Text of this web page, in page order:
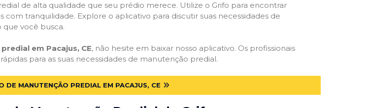
de alta qualidade que seu prédio merece. Utilize o Grifo para encontrar
com tranquilidade. Explore o aplicativo para discutir suas necessidades de
que você busca.
em Pacajus, CE, não hesite em baixar nosso aplicativo. Os profissionais
para as suas necessidades de manutenção predial.
DE MANUTENÇÃO PREDIAL EM PACAJUS, CE